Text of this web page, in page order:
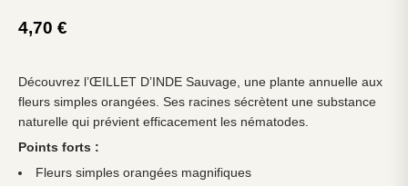
4,70 €
Découvrez l’ŒILLET D’INDE Sauvage, une plante annuelle aux
fleurs simples orangées. Ses racines sécrètent une substance
naturelle qui prévient efficacement les nématodes.
Points forts :
Fleurs simples orangées magnifiques